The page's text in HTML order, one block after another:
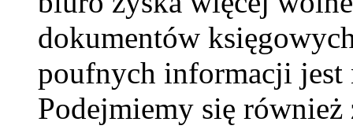
dokumentów
poufnych informacji jest
Podejmiemy się